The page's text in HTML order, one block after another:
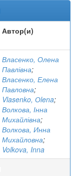
Автор(и)
Власенко, Олена
Павлівна;
Власенко, Елена
Павловна;
Vlasenko, Оlena;
Волкова, Інна
Михайлівна;
Волкова, Инна
Михайловна;
Volkova, Inna